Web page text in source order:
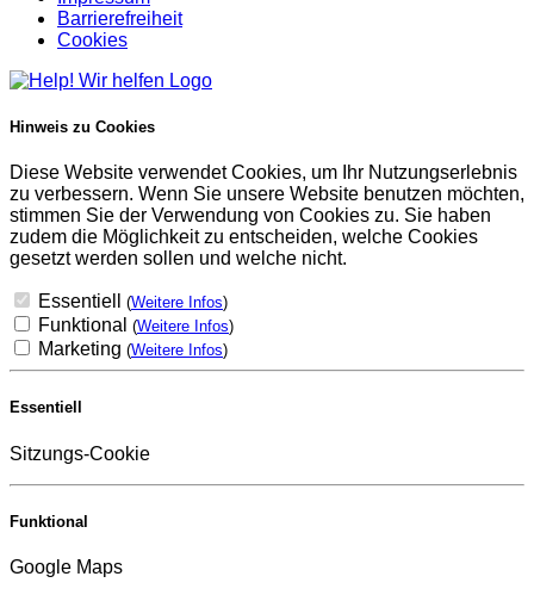
Barrierefreiheit
Cookies
Hinweis zu Cookies
Diese Website verwendet Cookies, um Ihr Nutzungserlebnis
zu verbessern. Wenn Sie unsere Website benutzen möchten,
stimmen Sie der Verwendung von Cookies zu. Sie haben
zudem die Möglichkeit zu entscheiden, welche Cookies
gesetzt werden sollen und welche nicht.
Essentiell (Weitere Infos)
Funktional (Weitere Infos)
Marketing (Weitere Infos)
Essentiell
Sitzungs-Cookie
Funktional
Google Maps